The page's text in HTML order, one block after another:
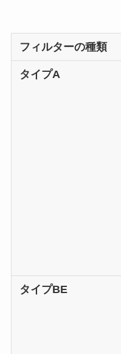
フィルターの種類
タイプA
タイプBE